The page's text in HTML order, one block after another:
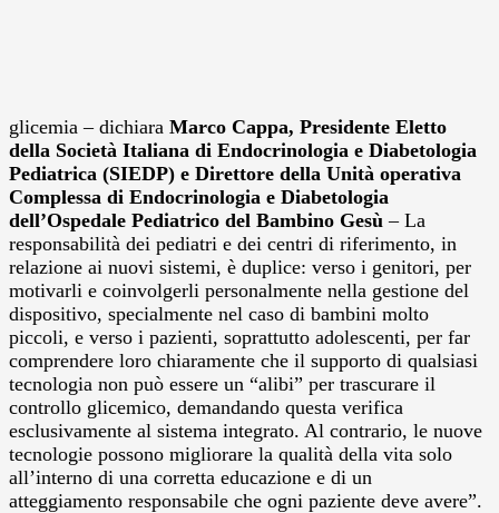
glicemia – dichiara Marco Cappa, Presidente Eletto
della Società Italiana di Endocrinologia e Diabetologia
Pediatrica (SIEDP) e Direttore della Unità operativa
Complessa di Endocrinologia e Diabetologia
dell’Ospedale Pediatrico del Bambino Gesù– La
responsabilità dei pediatri e dei centri di riferimento, in
relazione ai nuovi sistemi, è duplice: verso i genitori, per
motivarli e coinvolgerli personalmente nella gestione del
dispositivo, specialmente nel caso di bambini molto
piccoli, e verso i pazienti, soprattutto adolescenti, per far
comprendere loro chiaramente che il supporto di qualsiasi
tecnologia non può essere un “alibi” per trascurare il
controllo glicemico, demandando questa verifica
esclusivamente al sistema integrato. Al contrario, le nuove
tecnologie possono migliorare la qualità della vita solo
all’interno di una corretta educazione e di un
atteggiamento responsabile che ogni paziente deve avere”.